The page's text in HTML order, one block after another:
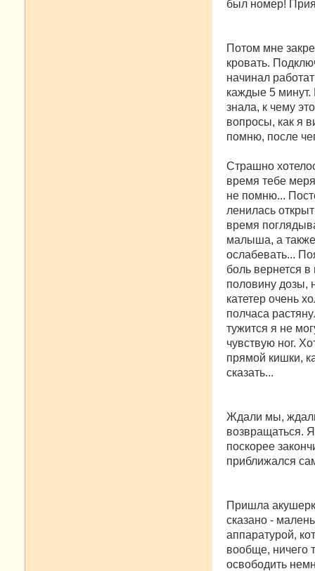
был номер!
Потом мне
кровать.
начинал
каждые 5 минут.
знала, к чему
вопросы, как я
помню, после
Страшно
время тебе
не помню...
ленилась
время
малыша, а
ослабевать...
боль вернется
половину дозы,
катетер очень
полчаса
тужится я не
чувствую ног.
прямой кишки,
сказать...
Ждали мы,
возвращаться.
поскорее
приближался
Пришла
сказано -
аппаратурой,
вообще, ничего
освободить